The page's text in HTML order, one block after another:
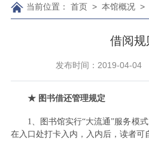
当前位置： 首页> 本馆概况>
借阅规
发布时间：2019-04-04
★ 图书借还管理规定
1、图书馆实行“大流通”服务模
在入口处打卡入内，入内后，读者可